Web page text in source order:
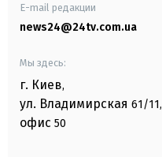
E-mail редакции
news24@24tv.com.ua
Мы здесь:
г. Киев,
ул. Владимирская 61/11,
офис 50